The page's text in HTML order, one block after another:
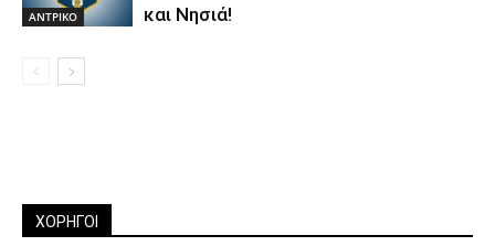
ΑΝTΡΙΚΟ
και Νησιά!
ΧΟΡΗΓΟΙ